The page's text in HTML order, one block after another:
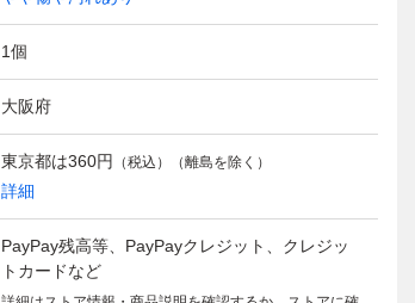
1個
大阪府
東京都は360円 （税込）（離島を除く）
詳細
PayPay残高等、PayPayクレジット、クレジッ
トカードなど